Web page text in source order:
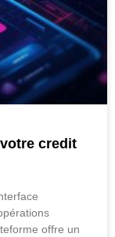
credit
offre un